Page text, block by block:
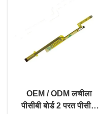
OEM / ODM लचीला
पीसीबी बोर्ड 2 परत पीसीबी